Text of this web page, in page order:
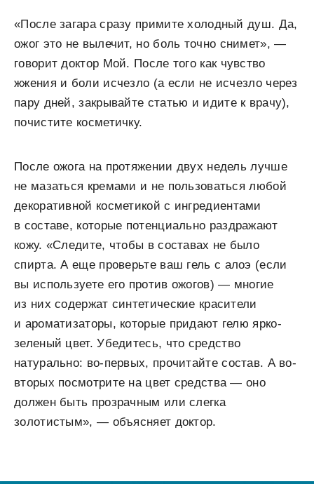
«После загара сразу примите холодный душ. Да,
ожог это не вылечит, но боль точно снимет», —
говорит доктор Мой. После того как чувство
жжения и боли исчезло (а если не исчезло через
пару дней, закрывайте статью и идите к врачу),
почистите косметичку.
После ожога на протяжении двух недель лучше
не мазаться кремами и не пользоваться любой
декоративной косметикой с ингредиентами
в составе, которые потенциально раздражают
кожу. «Следите, чтобы в составах не было
спирта. А еще проверьте ваш гель с алоэ (если
вы используете его против ожогов) — многие
из них содержат синтетические красители
и ароматизаторы, которые придают гелю ярко-
зеленый цвет. Убедитесь, что средство
натурально: во-первых, прочитайте состав. А во-
вторых посмотрите на цвет средства — оно
должен быть прозрачным или слегка
золотистым», — объясняет доктор.